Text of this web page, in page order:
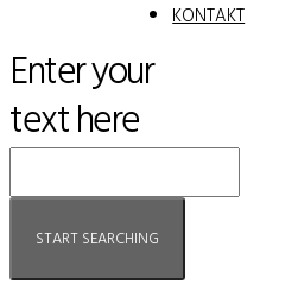
KONTAKT
Enter your
text here